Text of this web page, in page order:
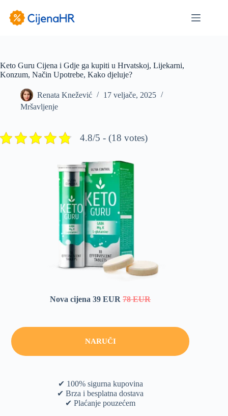
sadržaj
Keto Guru Cijena i Gdje ga kupiti u Hrvatskoj, Lijekarni,
Konzum, Način Upotrebe, Kako djeluje?
Renata Knežević
17 veljače, 2025
Mršavljenje
4.8/5 - (18 votes)
Nova cijena 39 EUR78 EUR
NARUČI
✔ 100% sigurna kupovina
✔ Brza i besplatna dostava
✔ Plaćanje pouzećem